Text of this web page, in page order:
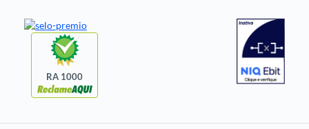
Questões de Concurso
CONCURSOS POR EXAME DE ORDEM
RA 1000